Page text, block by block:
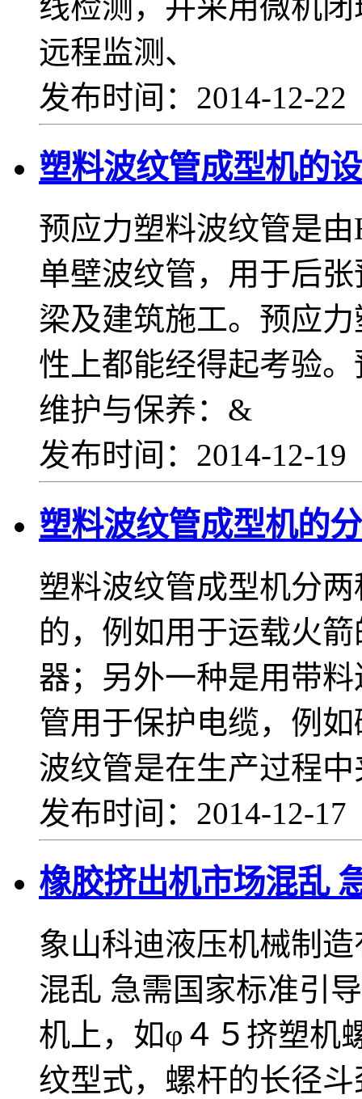
远程监测、
发布时间：2014-12-
塑料波纹管成型机的
预应力塑料波纹管是
单壁波纹管，用于后
梁及建筑施工。预应
性上都能经得起考验
维护与保养：&
发布时间：2014-12-
塑料波纹管成型机的
塑料波纹管成型机分
的，例如用于运载火
器；另外一种是用带
管用于保护电缆，例
波纹管是在生产过程
发布时间：2014-12-
橡胶挤出机市场混乱
象山科迪液压机械制
混乱 急需国家标准引
机上，如φ４５挤塑机
纹型式，螺杆的长径